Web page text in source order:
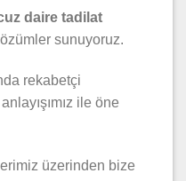
daire tadilat
sunuyoruz.
rekabetçi
ile öne
üzerinden bize